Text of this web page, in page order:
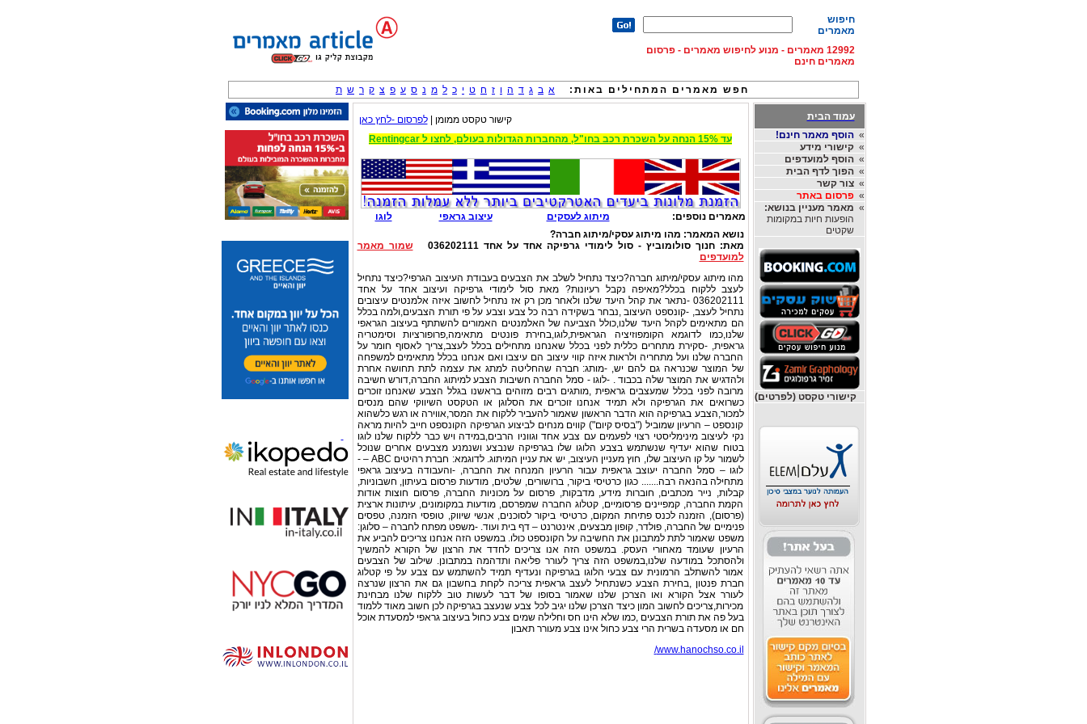
חיפוש
מאמרים
12992 מאמרים - מנוע לחיפוש מאמרים - פרסום
מאמרים חינם
חפש מאמרים המתחילים באות: א ב ג ד ה ו ז ח ט י כ ל מ נ ס ע פ צ ק ר ש ת
עמוד הבית
»הוסף מאמר חינם!
»קישורי מידע
»הוסף למועדפים
»הפוך לדף הבית
»צור קשר
»פרסום באתר
» מאמר מעניין בנושא:
הופעות חיות במקומות
שקטים
קישורי טקסט (לפרטים)
קישור טקסט ממומן |לפרסום -לחץ כאן
עד 15% הנחה על השכרת רכב בחו"ל, מהחברות הגדולות בעולם, לחצו ל Rentingcar
מאמרים נוספים: מיתוג לעסקים עיצוב גראפי
לוגו
נושא המאמר: מהו מיתוג עסקי/מיתוג חברה?
מאת:חנוך סולומוביץ - סול לימודי גרפיקה אחד על אחד 036202111
שמור מאמר
למועדפים
מהו מיתוג עסקי/מיתוג חברה?כיצד נתחיל לשלב את הצבעים בעבודת העיצוב הגרפי?כיצד נתחיל
לעצב ללקוח בכלל?מאיפה נקבל רעיונות? מאת סול לימודי גרפיקה ועיצוב אחד על אחד
036202111 -נתאר את קהל היעד שלנו ולאחר מכן רק אז נתחיל לחשוב איזה אלמנטים עיצובים
נתחיל לעצב, -קונספט העיצוב ,נבחר בשקידה רבה כל צבע וצבע על פי תורת הצבעים,ולמה בכלל
הם מתאימים לקהל היעד שלנו,כולל הצביעה של האלמנטים האמורים להשתתף בעיצוב הגראפי
שלנו,כמו לדוגמא הקומפוזיציה הגראפית,לוגו,בחירת פונטים מתאימה,פרופורציות וסימטריה
גראפית, -סקירת מתחרים כללית לפני בכלל שאנחנו מתחילים בכלל לעצב,צריך לאסוף חומר על
החברה שלנו ועל מתחריה ולראות איזה קווי עיצוב הם עיצבו ואם אנחנו בכלל מתאימים למשפחה
של המוצר שכנראה גם להם יש, -מותג: חברה שהחליטה למתג את עצמה לתת תחושה אחרת
ולהדגיש את המוצר שלה בכבוד . -לוגו - סמל החברה חשיבות הצבע למיתוג החברה,דורש חשיבה
מרובה לפני בכלל שמעצבים גראפית ,מותגים רבים מזוהים בראשנו בגלל הצבע שאנחנו זוכרים
כשרואים את הגרפיקה ולא תמיד אנחנו זוכרים את הסלוגן או הטקסט השיווקי שהם מנסים
למכור,הצבע בגרפיקה הוא הדבר הראשון שאמור להעביר ללקוח את המסר,אווירה או רגש כלשהוא
קונספט – הרעיון שמוביל ("בסיס קיום") קווים מנחים לביצוע הגרפיקה הקונספט חייב להיות מראה
נקי לעיצוב מינימליסטי רצוי לפעמים עם צבע אחד וגווניו הרבים,במידה ויש כבר ללקוח שלנו לוגו
בטוח שהוא יעדיף שנשתמש בצבע הלוגו שלו בגרפיקה שנבצע ושנמנע מצבעים אחרים שנוכל
לשמור על קו העיצוב שלו, חוץ מעניין העיצוב, יש את עניין המיתוג. לדוגמא: חברת רהיטים ABC – -
לוגו – סמל החברה יעוצב גראפית עבור הרעיון המנחה את החברה, -והעבודה בעיצוב גראפי
מתחילה בהנאה רבה....... כגון כרטיסי ביקור, ברושורים, שלטים, מודעות פרסום בעיתון, חשבוניות,
קבלות, נייר מכתבים, חוברות מידע, מדבקות, פרסום על מכוניות החברה, פרסום חוצות אודות
הקמת החברה, קמפיינים פרסומיים, קטלוג החברה שמפרסם, מודעות במקומונים, עיתונות ארצית
(פרסום), הזמנה לכנס פתיחת המקום, כרטיסי ביקור לסוכנים, אנשי שיווק, טופסי הזמנה, טפסים
פנימיים של החברה, פולדר, קופון מבצעים, אינטרנט – דף בית ועוד. -משפט מפתח לחברה – סלוגן:
משפט שאמור לתת למתבונן את החשיבה על הקונספט כולו. במשפט הזה אנחנו צריכים להביע את
הרעיון שעומד מאחורי העסק. במשפט הזה אנו צריכים לחדד את הרצון של הקורא להמשיך
ולהסתכל במודעה שלנו,במשפט הזה צריך לעורר פליאה ותדהמה במתבונן. שילוב של הצבעים
אמור להשתלב הרמונית עם צבעי הלוגו בגרפיקה ונעדיף תמיד להשתמש עם צבע על פי קטלוג
חברת פנטון ,בחירת הצבע כשנתחיל לעצב גראפית צריכה לקחת בחשבון גם את הרצון שנרצה
לעורר אצל הקורא ואו הצרכן שלנו שאמור בסופו של דבר לעשות טוב ללקוח שלנו מבחינת
מכירות,צריכים לחשוב המון כיצד הצרכן שלנו יגיב לכל צבע שנעצב בגרפיקה לכן חשוב מאוד ללמוד
בעל פה את תורת הצבעים ,כמו שלא הינו חס וחלילה שמים צבע כחול בעיצוב גראפי למסעדת אוכל
חם או מסעדה בשרית הרי צבע כחול אינו צבע מעורר תאבון
www.hanochso.co.il/